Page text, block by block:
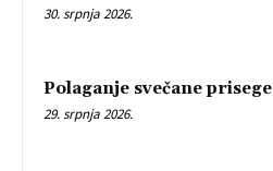
30. srpnja 2026.
Polaganje svečane prisege
29. srpnja 2026.